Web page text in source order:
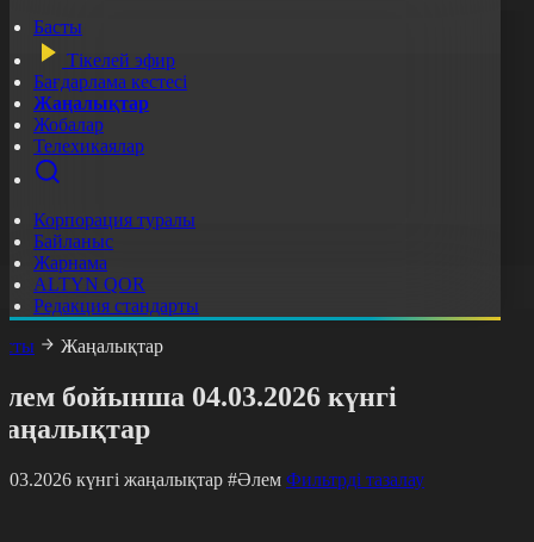
Басты
Тікелей эфир
Бағдарлама кестесі
Жаңалықтар
Жобалар
Телехикаялар
Корпорация туралы
Байланыс
Жарнама
ALTYN QOR
Редакция стандарты
Жаңалықтар
бойынша 04.03.2026 күнгі
күнгі жаңалықтар #Әлем Фильтрді тазалау